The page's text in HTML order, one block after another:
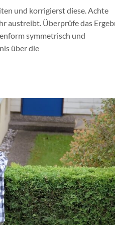
und korrigierst diese. Achte
austreibt. Überprüfe das
symmetrisch und
über die